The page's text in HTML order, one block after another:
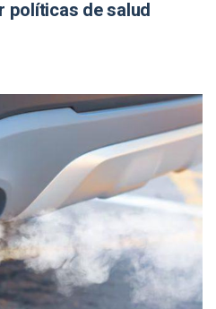
políticas de salud